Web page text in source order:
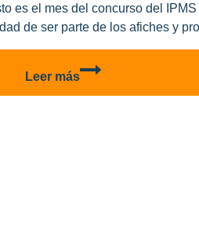
es el mes del concurso del
de ser parte de los afiches y
Leer más
30º